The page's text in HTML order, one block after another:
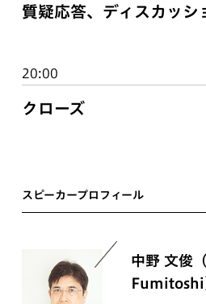
質疑応答、ディスカッシ
20:00
クローズ
スピーカープロフィール
中野 文俊
Fumitoshi